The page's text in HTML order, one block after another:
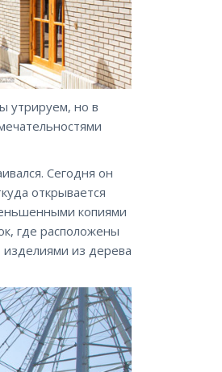
утрируем, но в
Сегодня он
открывается
копиями
где расположены
изделиями из дерева